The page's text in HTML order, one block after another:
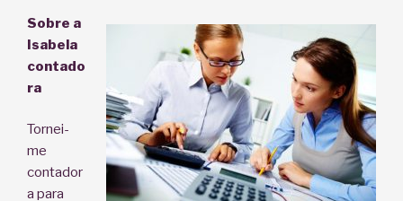
Sobre a
Isabela
contado
ra
Tornei-
me
contador
a para